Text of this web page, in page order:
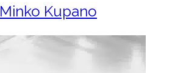
Minko Kupano